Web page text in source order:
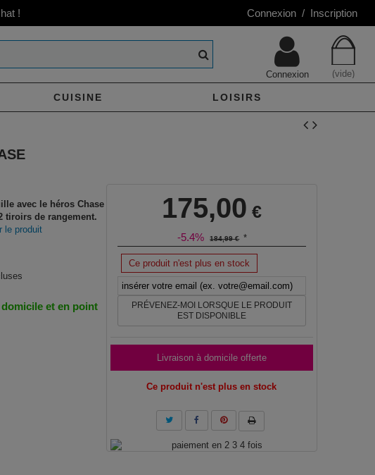
! Connexion / Inscription
(vide)
Connexion
CUISINE LOISIRS
avec le héros Chase
tiroirs de rangement.
le produit
et en point
175,00 €
-5.4% 184,99 € *
Ce produit n'est plus en stock
PRÉVENEZ-MOI LORSQUE LE PRODUIT
EST DISPONIBLE
Livraison à domicile offerte
Ce produit n'est plus en stock